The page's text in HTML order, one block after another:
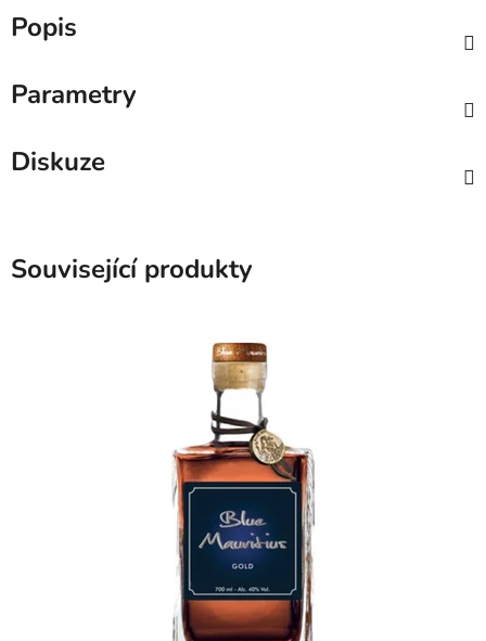
Popis
Parametry
Diskuze
Související produkty